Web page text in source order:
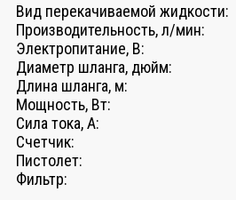
Вид перекачиваемой жидкости:
Производительность, л/мин:
Электропитание, В:
Диаметр шланга, дюйм:
Длина шланга, м:
Мощность, Вт:
Сила тока, А:
Счетчик:
Пистолет:
Фильтр: